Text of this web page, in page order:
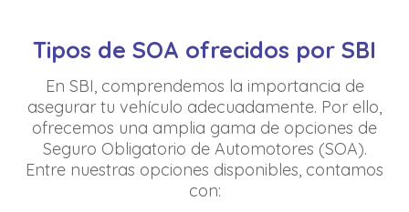
Tipos de SOA ofrecidos por SBI
En SBI, comprendemos la importancia de
asegurar tu vehículo adecuadamente. Por ello,
ofrecemos una amplia gama de opciones de
Seguro Obligatorio de Automotores (SOA).
Entre nuestras opciones disponibles, contamos
con: